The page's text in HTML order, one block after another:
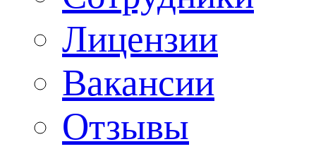
Лицензии
Вакансии
Отзывы